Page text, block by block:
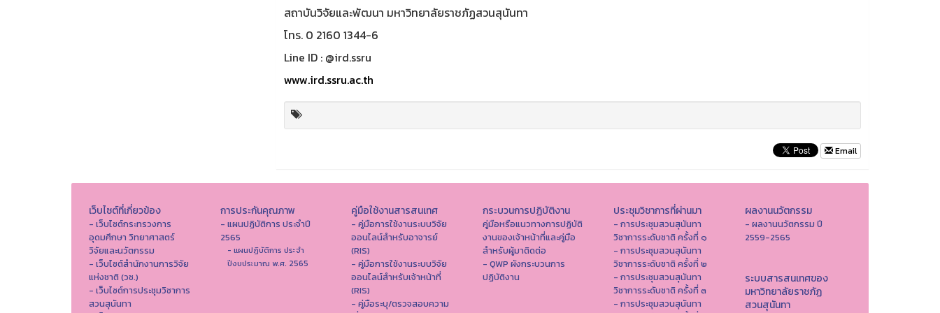
สถาบันวิจัยและพัฒนา มหาวิทยาลัยราชภัฏสวนสุนันทา
โทร. 0 2160 1344-6
Line ID : @ird.ssru
www.ird.ssru.ac.th
Email
เว็บไซต์ที่เกี่ยวข้อง
- เว็บไซต์กระทรวงการ
อุดมศึกษา วิทยาศาสตร์
วิจัยและนวัตกรรม
- เว็บไซต์สำนักงานการวิจัย
แห่งชาติ (วช.)
- เว็บไซต์การประชุมวิชาการ
สวนสุนันทา
การประกันคุณภาพ
- แผนปฏิบัติการ ประจำปี
2565
- แผนปฏิบัติการ ประจำ
ปีงบประมาณ พ.ศ. 2565
คู่มือใช้งานสารสนเทศ
- คู่มือการใช้งานระบบวิจัย
ออนไลน์สำหรับอาจารย์
(RIS)
- คู่มือการใช้งานระบบวิจัย
ออนไลน์สำหรับเจ้าหน้าที่
(RIS)
- คู่มือระบุ/ตรวจสอบความ
กระบวนการปฏิบัติงาน
คู่มือหรือแนวทางการปฏิบัติ
งานของเจ้าหน้าที่และคู่มือ
สำหรับผู้มาติดต่อ
- QWP ผังกระบวนการ
ปฏิบัติงาน
ประชุมวิชาการที่ผ่านมา
- การประชุมสวนสุนันทา
วิชาการระดับชาติ ครั้งที่ ๑
- การประชุมสวนสุนันทา
วิชาการระดับชาติ ครั้งที่ ๒
- การประชุมสวนสุนันทา
วิชาการระดับชาติ ครั้งที่ ๓
- การประชุมสวนสุนันทา
ผลงานนวัตกรรม
- ผลงานนวัตกรรม ปี
2559-2565
ระบบสารสนเทศของ
มหาวิทยาลัยราชภัฏ
สวนสุนันทา